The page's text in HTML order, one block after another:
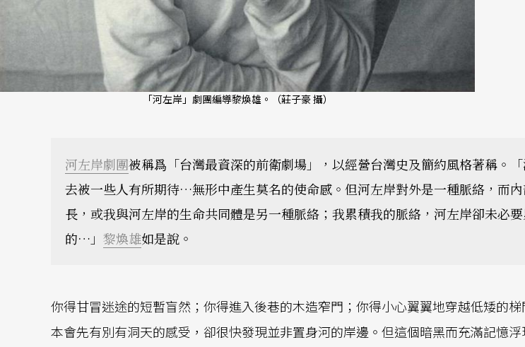
「河左岸」劇團編導黎煥雄。（莊子豪 攝）
河左岸劇團被稱爲「台灣最資深的前衛劇場」，以經營台灣史及簡約風格著稱。
去被一些人有所期待…無形中產生莫名的使命感。但河左岸對外是一種脈絡，而
長，或我與河左岸的生命共同體是另一種脈絡；我累積我的脈絡，河左岸卻未必
的…」 黎煥雄如是說。
你得甘冒迷途的短暫盲然；你得進入後巷的木造窄門；你得小心翼翼地穿越低矮的
本會先有別有洞天的感受，卻很快發現並非置身河的岸邊。但這個暗黑而充滿記憶